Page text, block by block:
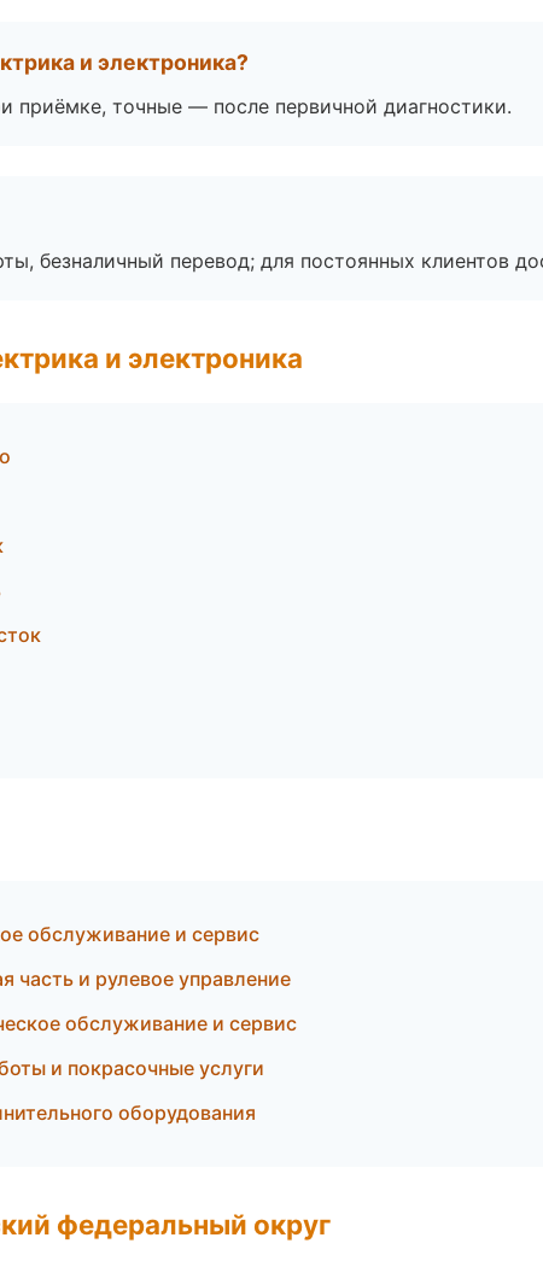
и электроника?
приёмке, точные — после первичной диагностики.
безналичный перевод; для постоянных клиентов
и электроника
обслуживание и сервис
и рулевое управление
обслуживание и сервис
и покрасочные услуги
оборудования
федеральный округ